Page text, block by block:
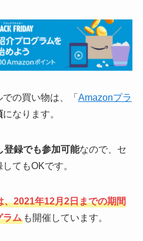
の買い物は、「 Amazonプラ
になります。
登録でも参加可能なので、セ
てもOKです。
、2021年12月2日までの期間
ラムも開催しています。